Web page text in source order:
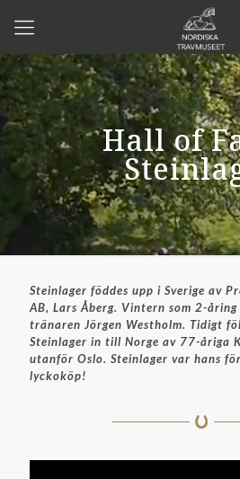
Hall of
Steinlager föddes upp i Sverige av
AB, Lars Åberg. Vintern som 2-
tränaren Jörgen Westholm. Tidigt
Steinlager in till Norge av 77-åriga
utanför Oslo. Steinlager var hans
lyckoköp!